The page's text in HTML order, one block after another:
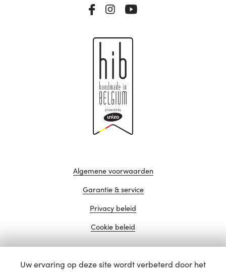
Algemene voorwaarden
Garantie & service
Privacy beleid
Cookie beleid
website door
Uw ervaring op deze site wordt verbeterd door het